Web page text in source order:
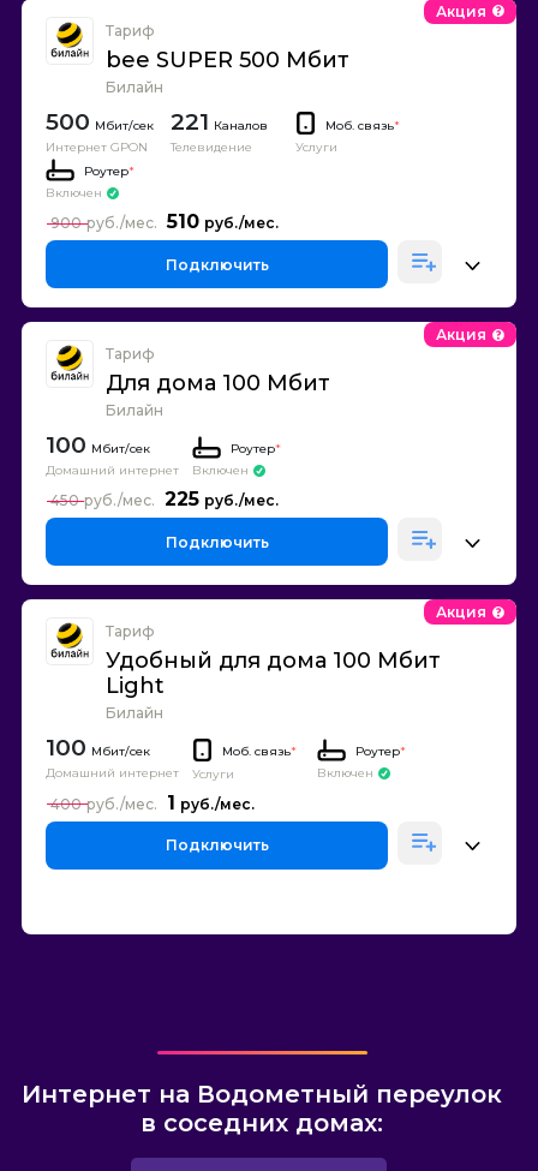
Тариф
bee SUPER 500 Мбит
Билайн
Акция
500
Интернет GPON
221 Каналов
Телевидение
Моб. связь*
Услуги
Роутер*
Включен
510
900
Подключить
Тариф
Для дома 100 Мбит
Билайн
Акция
100
Домашний интернет
Роутер*
Включен
225
450
Подключить
Тариф
Удобный для дома 100 Мбит
Light
Билайн
Акция
100
Домашний интернет
Моб. связь*
Услуги
Роутер*
Включен
1
400
Подключить
Интернет на Водометный переулок
в соседних домах: